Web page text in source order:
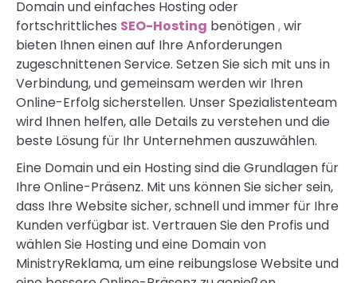
Wenn Sie gerade erst ins Online-Geschäft
einsteigen, haben Sie vielleicht Fragen wie:
ein Domänenname? Hosting – was ist das?
Unser Spezialistenteam kann Ihnen helfen, alle
Details zu verstehen und die beste Lösung für Ihr
Unternehmen zu finden. Egal, ob Sie eine einfache
Domain und einfaches Hosting oder
bieten Ihnen einen auf Ihre Anforderungen
zugeschnittenen Service. Setzen Sie sich mit uns in
Verbindung, und gemeinsam werden wir Ihren
Online-Erfolg sicherstellen. Unser Spezialistenteam
wird Ihnen helfen, alle Details zu verstehen und die
beste Lösung für Ihr Unternehmen auszuwählen.